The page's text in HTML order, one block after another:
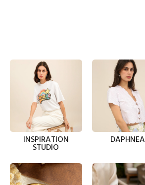
INSPIRATION
STUDIO
DAPHNEA